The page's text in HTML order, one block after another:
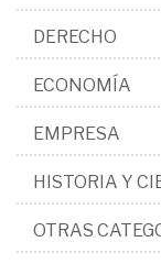
DERECHO
ECONOMÍA
EMPRESA
HISTORIA Y
OTRAS